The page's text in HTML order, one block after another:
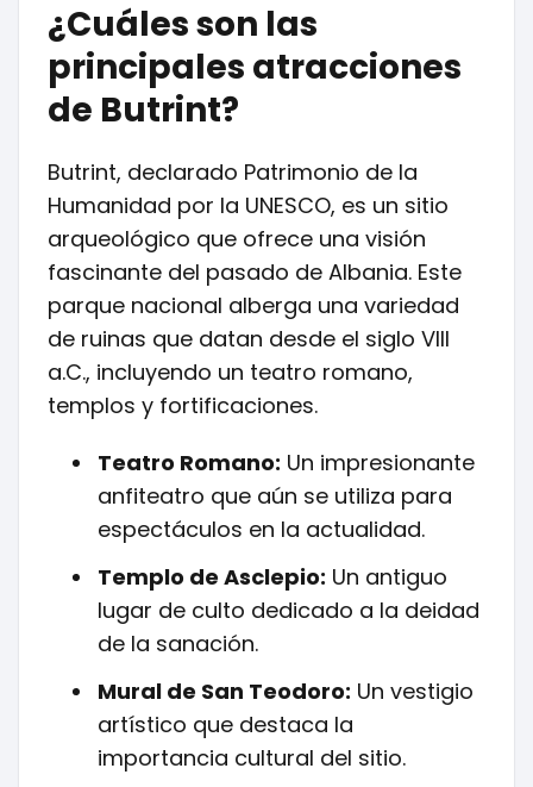
¿Cuáles son las
principales atracciones
de Butrint?
Butrint, declarado Patrimonio de la
Humanidad por la UNESCO, es un sitio
arqueológico que ofrece una visión
fascinante del pasado de Albania. Este
parque nacional alberga una variedad
de ruinas que datan desde el siglo VIII
a.C., incluyendo un teatro romano,
templos y fortificaciones.
Teatro Romano: Un impresionante
anfiteatro que aún se utiliza para
espectáculos en la actualidad.
Templo de Asclepio: Un antiguo
lugar de culto dedicado a la deidad
de la sanación.
Mural de San Teodoro: Un vestigio
artístico que destaca la
importancia cultural del sitio.